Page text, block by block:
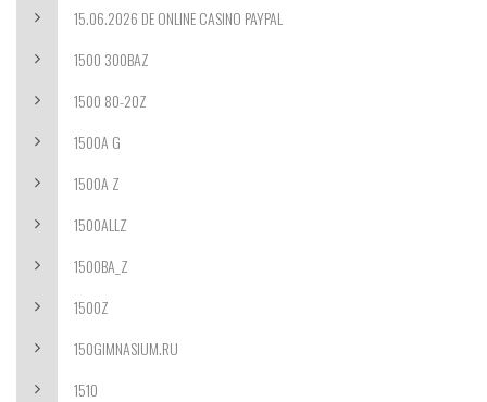
15.06.2026 DE ONLINE CASINO PAYPAL
1500 300BAZ
1500 80-20Z
1500A G
1500A Z
1500ALLZ
1500BA_Z
1500Z
150GIMNASIUM.RU
1510